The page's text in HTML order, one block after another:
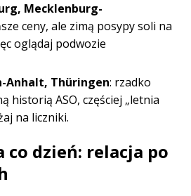
Mecklenburg-
ceny, ale zimą posypy soli na
oglądaj podwozie
Anhalt, Thüringen: rzadko
historią ASO, częściej „letnia
na liczniki.
co dzień: relacja po